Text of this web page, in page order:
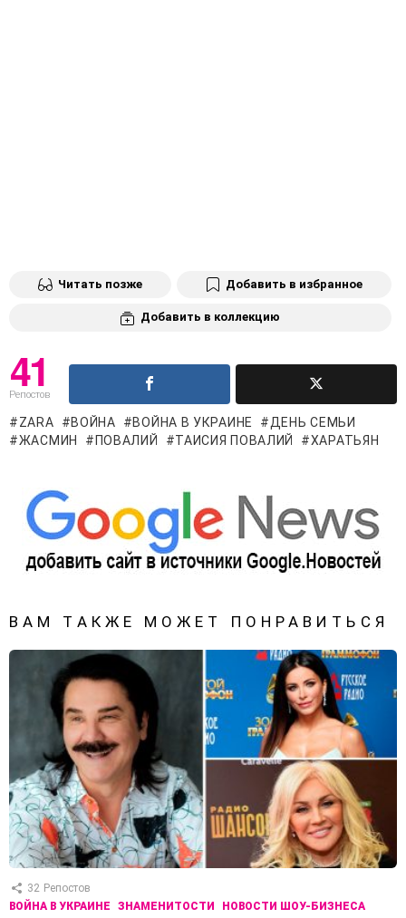
Читать позже Добавить в избранное
Добавить в коллекцию
41
Репостов
ZARA ВОЙНА ВОЙНА В УКРАИНЕ
ДЕНЬ СЕМЬИ
ЖАСМИН
ПОВАЛИЙ ТАИСИЯ ПОВАЛИЙ ХАРАТЬЯН
ВАМ ТАКЖЕ МОЖЕТ ПОНРАВИТЬСЯ
32 Репостов
ВОЙНА В УКРАИНЕ
ЗНАМЕНИТОСТИ НОВОСТИ ШОУ-БИЗНЕСА